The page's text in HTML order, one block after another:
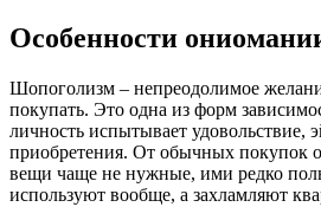
Особенности
Шопоголизм – непреодолимое
покупать. Это одна из форм
личность испытывает удовольствие,
приобретения. От обычных покупок
вещи чаще не нужные, ими редко
используют вообще, а захламляют